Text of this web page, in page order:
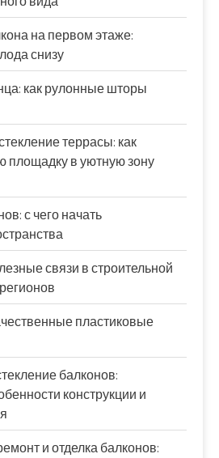
на первом этаже:
снизу
как рулонные шторы
террасы: как
площадку в уютную зону
с чего начать
связи в строительной
пластиковые
балконов:
конструкции и
и отделка балконов: